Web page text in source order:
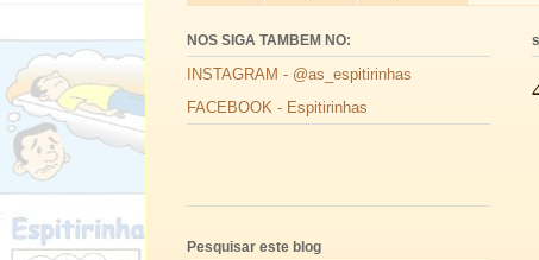
NOS SIGA TAMBEM NO:
INSTAGRAM - @as_espitirinhas
FACEBOOK - Espitirinhas
Pesquisar este blog